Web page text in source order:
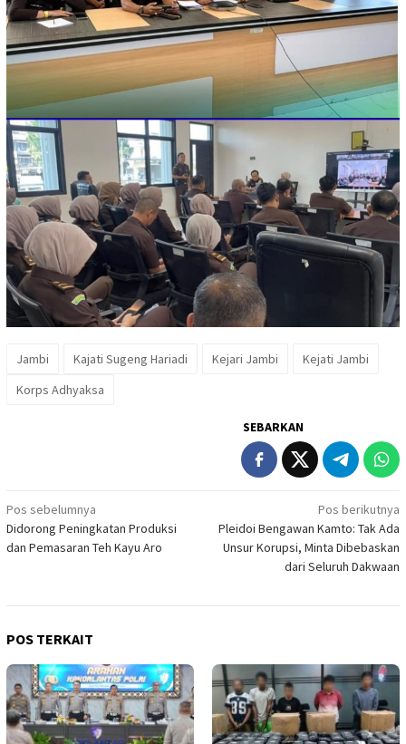
Jambi Kajati Sugeng Hariadi Kejari Jambi
Kejati Jambi
Korps Adhyaksa
SEBARKAN
Navigasi
pos
Pos sebelumnya
Didorong Peningkatan Produksi
dan Pemasaran Teh Kayu Aro
Pos berikutnya
Pleidoi Bengawan Kamto: Tak Ada
Unsur Korupsi, Minta Dibebaskan
dari Seluruh Dakwaan
POS TERKAIT